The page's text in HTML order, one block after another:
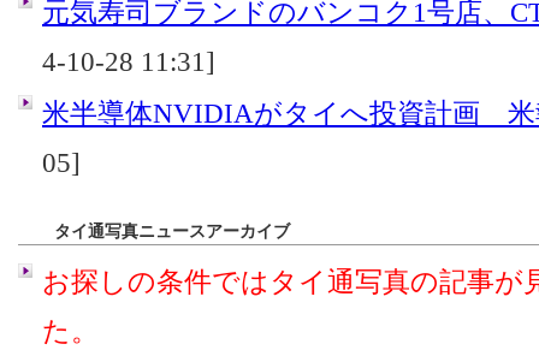
元気寿司ブランドのバンコク1号店、
4-10-28 11:31]
米半導体NVIDIAがタイへ投資計画 米
05]
タイ通写真ニュースアーカイブ
お探しの条件ではタイ通写真の記事が
た。